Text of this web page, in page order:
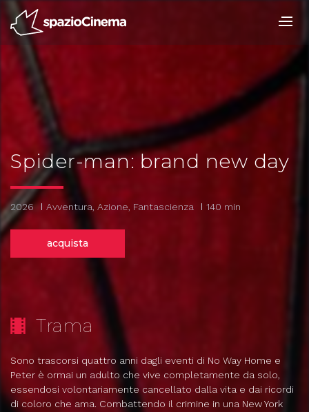
Spider-man: brand new day
2026 Avventura, Azione, Fantascienza 140 min
acquista
Trama
Sono trascorsi quattro anni dagli eventi di No Way Home e
Peter è ormai un adulto che vive completamente da solo,
essendosi volontariamente cancellato dalla vita e dai ricordi
di coloro che ama. Combattendo il crimine in una New York